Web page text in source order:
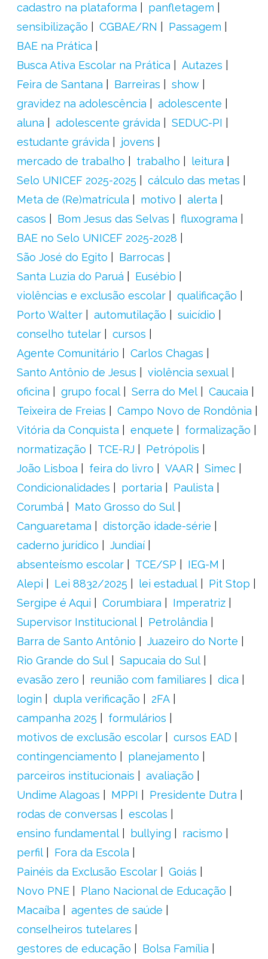
cadastro na plataforma
panfletagem
sensibilização
CGBAE/RN
Passagem
BAE na Prática
Busca Ativa Escolar na Prática
Autazes
Feira de Santana
Barreiras
show
gravidez na adolescência
adolescente
aluna
adolescente grávida
SEDUC-PI
estudante grávida
jovens
mercado de trabalho
trabalho
leitura
Selo UNICEF 2025-2025
cálculo das metas
Meta de (Re)matrícula
motivo
alerta
casos
Bom Jesus das Selvas
fluxograma
BAE no Selo UNICEF 2025-2028
São José do Egito
Barrocas
Santa Luzia do Paruá
Eusébio
violências e exclusão escolar
qualificação
Porto Walter
automutilação
suicídio
conselho tutelar
cursos
Agente Comunitário
Carlos Chagas
Santo Antônio de Jesus
violência sexual
oficina
grupo focal Serra do Mel
Caucaia
Teixeira de Freias
Campo Novo de Rondônia
Vitória da Conquista
enquete
formalização
normatização
TCE-RJ
Petrópolis
João Lisboa
feira do livro VAAR
Simec
Condicionalidades
portaria
Paulista
Corumbá
Mato Grosso do Sul
Canguaretama
distorção idade-série
caderno jurídico
Jundiaí
absenteísmo escolar
TCE/SP
IEG-M
Alepi
Lei 8832/2025 lei estadual
Pit Stop
Sergipe é Aqui
Corumbiara
Imperatriz
Supervisor Institucional
Petrolândia
Barra de Santo Antônio
Juazeiro do Norte
Rio Grande do Sul
Sapucaia do Sul
evasão zero
reunião com familiares
dica
login
dupla verificação
2FA
campanha 2025
formulários
motivos de exclusão escolar
cursos EAD
contingenciamento
planejamento
parceiros institucionais
avaliação
Undime Alagoas
MPPI
Presidente Dutra
rodas de conversas
escolas
ensino fundamental
bullying
racismo
perfil
Fora da Escola
Painéis da Exclusão Escolar
Goiás
Novo PNE
Plano Nacional de Educação
Macaíba
agentes de saúde
conselheiros tutelares
gestores de educação
Bolsa Família